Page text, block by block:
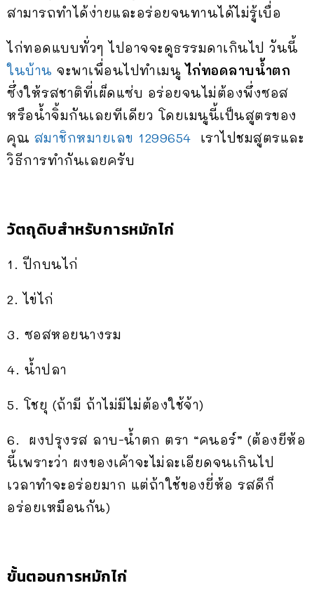
สามารถทำได้ง่ายและอร่อยจนทานได้ไม่รู้เบื่อ
ไก่ทอดแบบทั่วๆ ไปอาจจะดูธรรมดาเกินไป วันนี้
ในบ้าน จะพาเพื่อนไปทำเมนูไก่ทอดลาบน้ำตก
ซึ่งให้รสชาติที่เผ็ดแซ่บ อร่อยจนไม่ต้องพึ่งซอส
หรือน้ำจิ้มกันเลยทีเดียว โดยเมนูนี้เป็นสูตรของ
คุณ สมาชิกหมายเลข 1299654 เราไปชมสูตรและ
วิธีการทำกันเลยครับ
วัตถุดิบสำหรับการหมักไก่
1. ปีกบนไก่
2. ไข่ไก่
3. ซอสหอยนางรม
4. น้ำปลา
5. โชยุ (ถ้ามี ถ้าไม่มีไม่ต้องใช้จ้า)
6. ผงปรุงรส ลาบ-น้ำตก ตรา “คนอร์” (ต้องยีห้อ
นี้เพราะว่า ผงของเค้าจะไม่ละเอียดจนเกินไป
เวลาทำจะอร่อยมาก แต่ถ้าใช้ของยี่ห้อ รสดีก็
อร่อยเหมือนกัน)
ขั้นตอนการหมักไก่